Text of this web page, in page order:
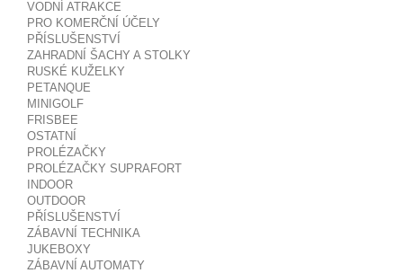
VODNÍ ATRAKCE
PRO KOMERČNÍ ÚČELY
PŘÍSLUŠENSTVÍ
ZAHRADNÍ ŠACHY A STOLKY
RUSKÉ KUŽELKY
PETANQUE
MINIGOLF
FRISBEE
OSTATNÍ
PROLÉZAČKY
PROLÉZAČKY SUPRAFORT
INDOOR
OUTDOOR
PŘÍSLUŠENSTVÍ
ZÁBAVNÍ TECHNIKA
JUKEBOXY
ZÁBAVNÍ AUTOMATY